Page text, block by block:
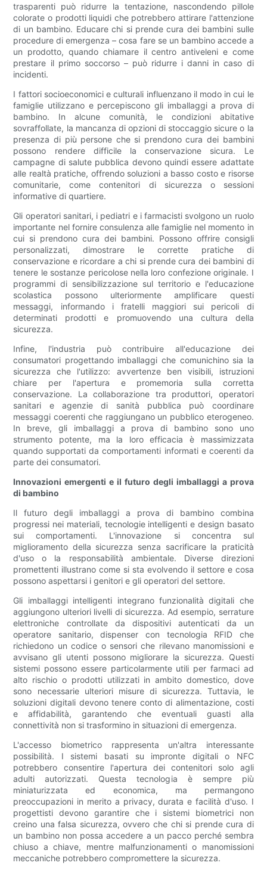
trasparenti può ridurre la tentazione, nascondendo pillole
colorate o prodotti liquidi che potrebbero attirare l'attenzione
di un bambino. Educare chi si prende cura dei bambini sulle
procedure di emergenza – cosa fare se un bambino accede a
un prodotto, quando chiamare il centro antiveleni e come
prestare il primo soccorso – può ridurre i danni in caso di
incidenti.
I fattori socioeconomici e culturali influenzano il modo in cui le
famiglie utilizzano e percepiscono gli imballaggi a prova di
bambino. In alcune comunità, le condizioni abitative
sovraffollate, la mancanza di opzioni di stoccaggio sicure o la
presenza di più persone che si prendono cura dei bambini
possono rendere difficile la conservazione sicura. Le
campagne di salute pubblica devono quindi essere adattate
alle realtà pratiche, offrendo soluzioni a basso costo e risorse
comunitarie, come contenitori di sicurezza o sessioni
informative di quartiere.
Gli operatori sanitari, i pediatri e i farmacisti svolgono un ruolo
importante nel fornire consulenza alle famiglie nel momento in
cui si prendono cura dei bambini. Possono offrire consigli
personalizzati, dimostrare le corrette pratiche di
conservazione e ricordare a chi si prende cura dei bambini di
tenere le sostanze pericolose nella loro confezione originale. I
programmi di sensibilizzazione sul territorio e l'educazione
scolastica possono ulteriormente amplificare questi
messaggi, informando i fratelli maggiori sui pericoli di
determinati prodotti e promuovendo una cultura della
sicurezza.
Infine, l'industria può contribuire all'educazione dei
consumatori progettando imballaggi che comunichino sia la
sicurezza che l'utilizzo: avvertenze ben visibili, istruzioni
chiare per l'apertura e promemoria sulla corretta
conservazione. La collaborazione tra produttori, operatori
sanitari e agenzie di sanità pubblica può coordinare
messaggi coerenti che raggiungano un pubblico eterogeneo.
In breve, gli imballaggi a prova di bambino sono uno
strumento potente, ma la loro efficacia è massimizzata
quando supportati da comportamenti informati e coerenti da
parte dei consumatori.
Innovazioni emergenti e il futuro degli imballaggi a prova
di bambino
Il futuro degli imballaggi a prova di bambino combina
progressi nei materiali, tecnologie intelligenti e design basato
sui comportamenti. L'innovazione si concentra sul
miglioramento della sicurezza senza sacrificare la praticità
d'uso o la responsabilità ambientale. Diverse direzioni
promettenti illustrano come si sta evolvendo il settore e cosa
possono aspettarsi i genitori e gli operatori del settore.
Gli imballaggi intelligenti integrano funzionalità digitali che
aggiungono ulteriori livelli di sicurezza. Ad esempio, serrature
elettroniche controllate da dispositivi autenticati da un
operatore sanitario, dispenser con tecnologia RFID che
richiedono un codice o sensori che rilevano manomissioni e
avvisano gli utenti possono migliorare la sicurezza. Questi
sistemi possono essere particolarmente utili per farmaci ad
alto rischio o prodotti utilizzati in ambito domestico, dove
sono necessarie ulteriori misure di sicurezza. Tuttavia, le
soluzioni digitali devono tenere conto di alimentazione, costi
e affidabilità, garantendo che eventuali guasti alla
connettività non si trasformino in situazioni di emergenza.
L'accesso biometrico rappresenta un'altra interessante
possibilità. I ​​sistemi basati su impronte digitali o NFC
potrebbero consentire l'apertura dei contenitori solo agli
adulti autorizzati. Questa tecnologia è sempre più
miniaturizzata ed economica, ma permangono
preoccupazioni in merito a privacy, durata e facilità d'uso. I
progettisti devono garantire che i sistemi biometrici non
creino una falsa sicurezza, ovvero che chi si prende cura di
un bambino non possa accedere a un pacco perché sembra
chiuso a chiave, mentre malfunzionamenti o manomissioni
meccaniche potrebbero compromettere la sicurezza.